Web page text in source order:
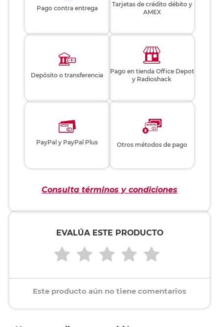
Pago contra entrega
Tarjetas de crédito débito y
AMEX
Depósito o transferencia
Pago en tienda Office Depot
y Radioshack
PayPal y PayPal Plus Otros métodos de pago
Consulta términos y condiciones
EVALÚA ESTE PRODUCTO
Este producto aún no tiene comentarios